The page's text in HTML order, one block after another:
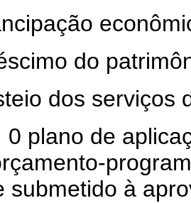
do
dos serviços
de
submetido à